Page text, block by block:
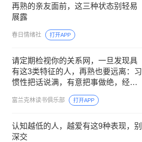
再熟的亲友面前，这三种状态别轻易
展露
春日情绪社 打开APP
请定期检视你的关系网，一旦发现具
有这3类特征的人，再熟也要远离：习
惯性把话说满，有意把事做绝，经常
富兰克林读书俱乐部 打开APP
认知越低的人，越爱有这9种表现，别
深交